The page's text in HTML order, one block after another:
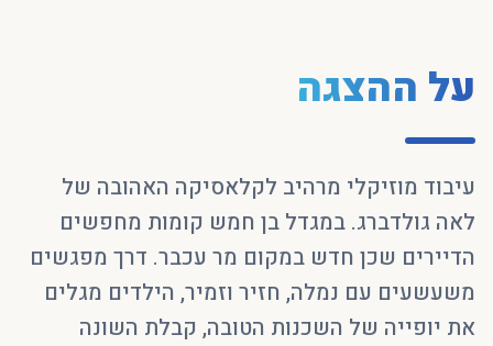
על ההצגה
עיבוד מוזיקלי מרהיב לקלאסיקה האהובה של
לאה גולדברג. במגדל בן חמש קומות מחפשים
הדיירים שכן חדש במקום מר עכבר. דרך מפגשים
משעשעים עם נמלה, חזיר וזמיר, הילדים מגלים
את יופייה של השכנות הטובה, קבלת השונה